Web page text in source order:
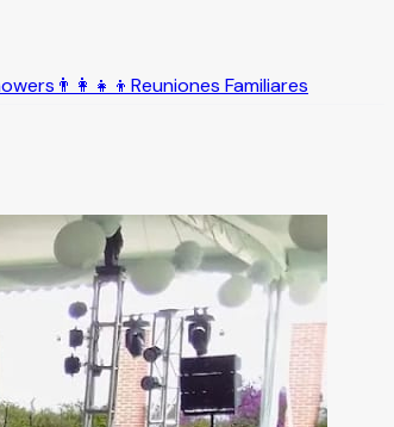
👨‍👩‍👧‍👦 Reuniones Familiares